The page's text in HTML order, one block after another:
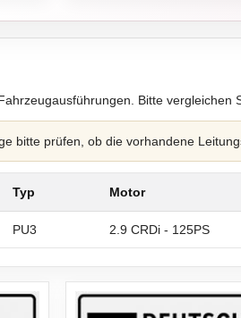
Bitte vergleichen
bitte prüfen, ob die vorhandene
Typ Motor
PU3 2.9 CRDi - 125PS